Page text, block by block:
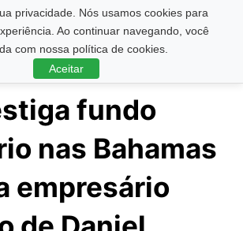
privacidade. Nós usamos cookies para
Ao continuar navegando, você
com nossa política de cookies.
Aceitar
fundo
nas Bahamas
empresário